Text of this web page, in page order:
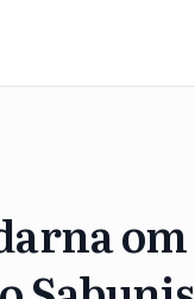
om